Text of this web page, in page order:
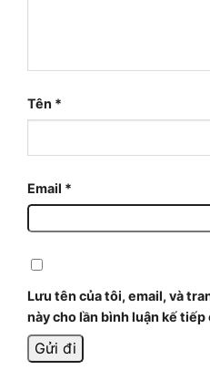
Tên *
Email *
Lưu tên của tôi, email, và
này cho lần bình luận kế tiếp